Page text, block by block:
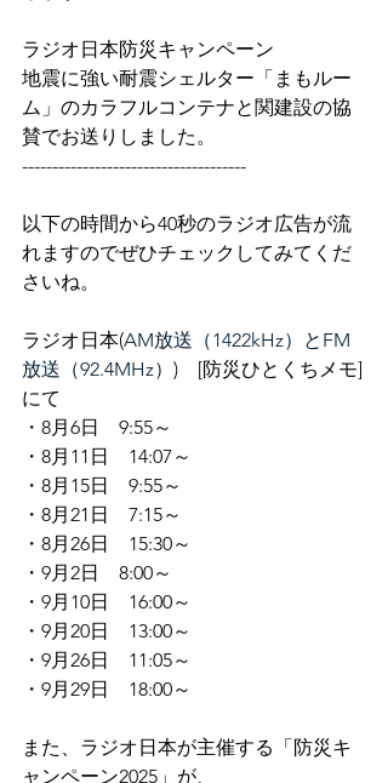
ラジオ日本防災キャンペーン
地震に強い耐震シェルター「まもルー
ム」のカラフルコンテナと関建設の協
賛でお送りしました。
-------------------------------------
以下の時間から40秒のラジオ広告が流
れますのでぜひチェックしてみてくだ
さいね。
ラジオ日本(AM放送（1422kHz）とFM
放送（92.4MHz） )　[防災ひとくちメモ]
にて
・8月6日　9:55～
・8月11日　14:07～
・8月15日　9:55～
・8月21日　7:15～
・8月26日　15:30～
・9月2日　8:00～
・9月10日　16:00～
・9月20日　13:00～
・9月26日　11:05～
・9月29日　18:00～
また、ラジオ日本が主催する「防災キ
ャンペーン2025」が、